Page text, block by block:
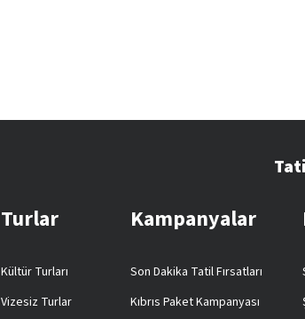
Turlar
Kültür Turları
Vizesiz Turlar
Kampanyalar
Son Dakika Tatil Fırsatları
Kıbrıs Paket Kampanyası